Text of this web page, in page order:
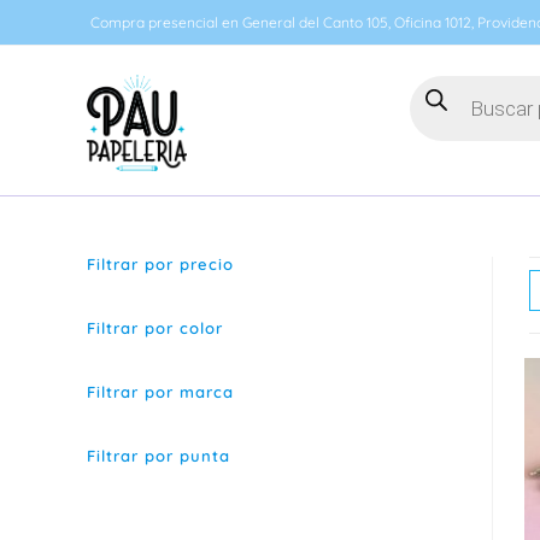
al
Compra presencial en General del Canto 105, Oficina 1012,
de
productos
Filtrar por precio
Filtrar por color
Filtrar por marca
Filtrar por punta